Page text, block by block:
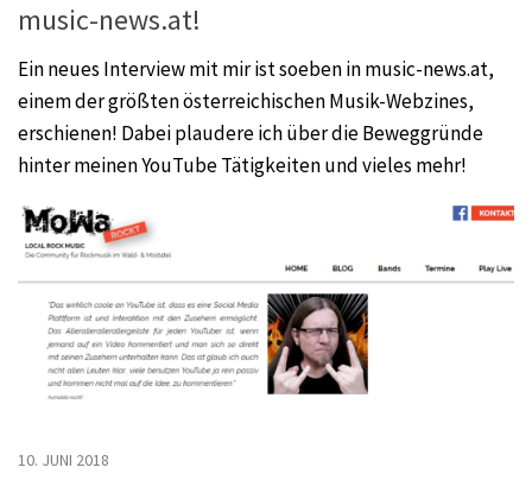
music-news.at!
Ein neues Interview mit mir ist soeben in music-news.at,
einem der größten österreichischen Musik-Webzines,
erschienen! Dabei plaudere ich über die Beweggründe
hinter meinen YouTube Tätigkeiten und vieles mehr!
10. JUNI 2018